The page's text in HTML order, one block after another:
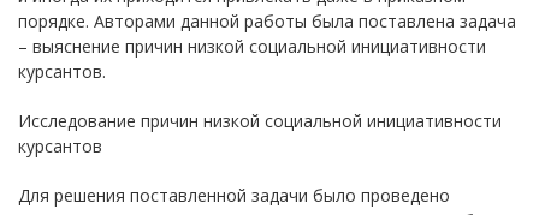
порядке. Авторами данной работы была поставлена задача
– выяснение причин низкой социальной инициативности
курсантов.
Исследование причин низкой социальной инициативности
курсантов
Для решения поставленной задачи было проведено